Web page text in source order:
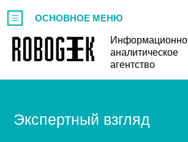
аналитическое
агентство
ОСНОВНОЕ МЕНЮ
Экспертный взгляд